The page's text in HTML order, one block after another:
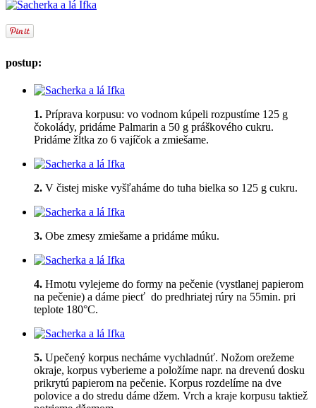
postup:
1. Príprava korpusu: vo vodnom kúpeli rozpustíme 125 g
čokolády, pridáme Palmarin a 50 g práškového cukru.
Pridáme žĺtka zo 6 vajíčok a zmiešame.
2. V čistej miske vyšľaháme do tuha bielka so 125 g cukru.
3. Obe zmesy zmiešame a pridáme múku.
4. Hmotu vylejeme do formy na pečenie (vystlanej papierom
na pečenie) a dáme piecť do predhriatej rúry na 55min. pri
teplote 180°C.
5. Upečený korpus necháme vychladnúť. Nožom orežeme
okraje, korpus vyberieme a položíme napr. na drevenú dosku
prikrytú papierom na pečenie. Korpus rozdelíme na dve
polovice a do stredu dáme džem. Vrch a kraje korpusu taktiež